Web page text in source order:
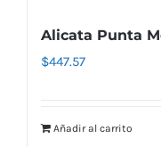
Alicata Punta
$447.57
Añadir al carrito